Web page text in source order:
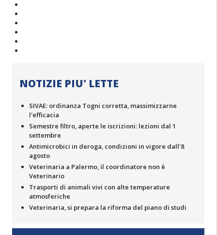
NOTIZIE PIU' LETTE
SIVAE: ordinanza Togni corretta, massimizzarne
l'efficacia
Semestre filtro, aperte le iscrizioni: lezioni dal 1
settembre
Antimicrobici in deroga, condizioni in vigore dall'8
agosto
Veterinaria a Palermo, il coordinatore non è
Veterinario
Trasporti di animali vivi con alte temperature
atmosferiche
Veterinaria, si prepara la riforma del piano di studi